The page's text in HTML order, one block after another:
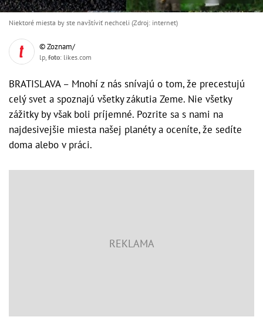
Niektoré miesta by ste navštíviť nechceli (Zdroj: internet)
© Zoznam/
lp, foto: likes.com
BRATISLAVA – Mnohí z nás snívajú o tom, že precestujú
celý svet a spoznajú všetky zákutia Zeme. Nie všetky
zážitky by však boli príjemné. Pozrite sa s nami na
najdesivejšie miesta našej planéty a oceníte, že sedíte
doma alebo v práci.